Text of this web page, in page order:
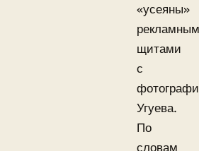
«усеяны»
щитами
с
Угуева.
По
словам